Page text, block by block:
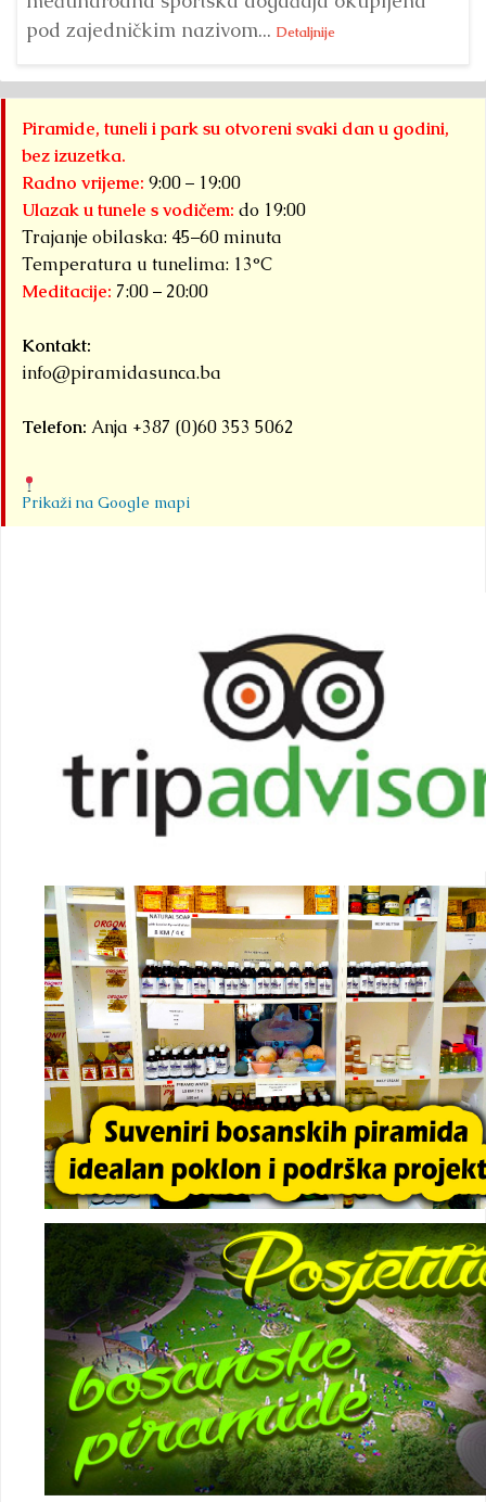
pod zajedničkim nazivom... Detaljnije
Piramide, tuneli i park su otvoreni svaki dan u godini,
bez izuzetka.
Radno vrijeme: 9:00 – 19:00
Ulazak u tunele s vodičem: do 19:00
Trajanje obilaska: 45–60 minuta
Temperatura u tunelima: 13°C
Meditacije: 7:00 – 20:00
Kontakt:
info@piramidasunca.ba
Telefon: Anja +387 (0)60 353 5062
Prikaži na Google mapi